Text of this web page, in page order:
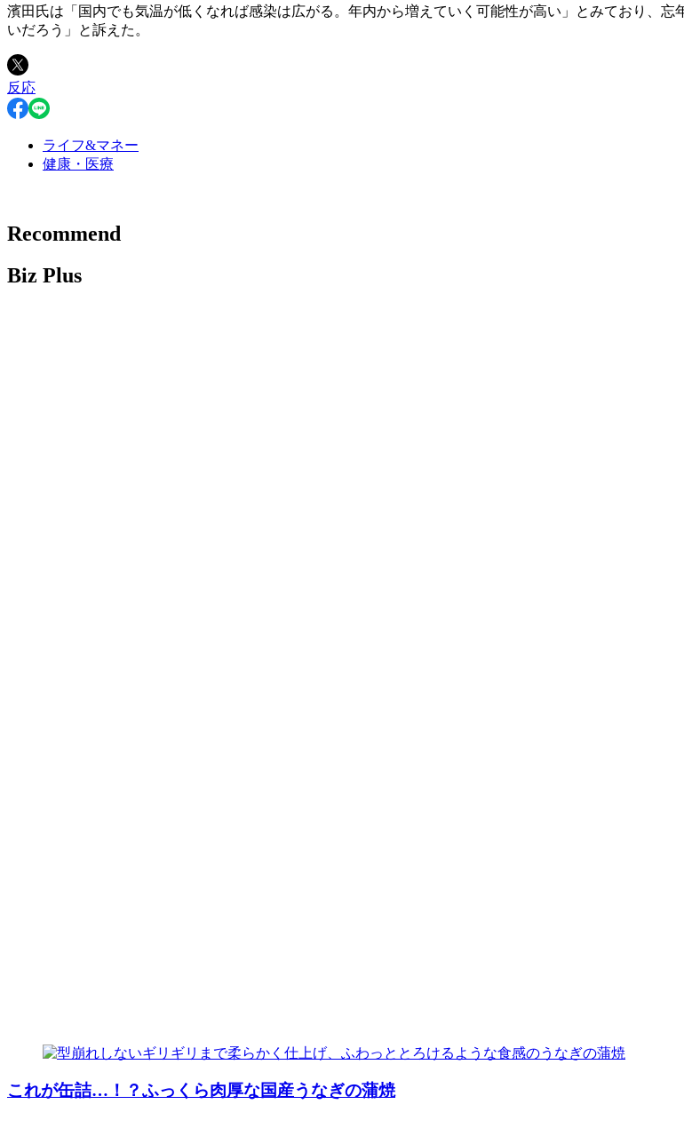
濱田氏は「国内でも気温が低くなれば感染は広がる。年内から増えていく可能性が高い」とみており、
いだろう」と訴えた。
反応
ライフ&マネー
健康・医療
Recommend
Biz Plus
これが缶詰…！？ふっくら肉厚な国産うなぎの蒲焼